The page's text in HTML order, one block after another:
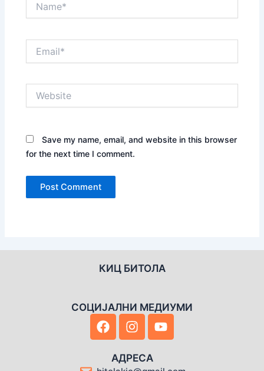
Save my name, email, and website in this browser
for the next time I comment.
КИЦ БИТОЛА
СОЦИЈАЛНИ МЕДИУМИ
F
a
I
n
t
Y
o
АДРЕСА